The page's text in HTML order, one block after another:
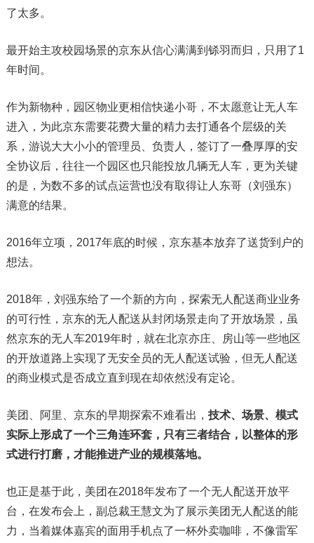
了太多。
最开始主攻校园场景的京东从信心满满到铩羽而归，只用了1
年时间。
作为新物种，园区物业更相信快递小哥，不太愿意让无人车
进入，为此京东需要花费大量的精力去打通各个层级的关
系，游说大大小小的管理员、负责人，签订了一叠厚厚的安
全协议后，往往一个园区也只能投放几辆无人车，更为关键
的是，为数不多的试点运营也没有取得让人东哥（刘强东）
满意的结果。
2016年立项，2017年底的时候，京东基本放弃了送货到户的
想法。
2018年，刘强东给了一个新的方向，探索无人配送商业业务
的可行性，京东的无人配送从封闭场景走向了开放场景，虽
然京东的无人车2019年时，就在北京亦庄、房山等一些地区
的开放道路上实现了无安全员的无人配送试验，但无人配送
的商业模式是否成立直到现在却依然没有定论。
美团、阿里、京东的早期探索不难看出， 技术、场景、模式
实际上形成了一个三角连环套，只有三者结合，以整体的形
式进行打磨，才能推进产业的规模落地。
也正是基于此，美团在2018年发布了一个无人配送开放平
台，在发布会上，副总裁王慧文为了展示美团无人配送的能
力，当着媒体嘉宾的面用手机点了一杯外卖咖啡，不像雷军